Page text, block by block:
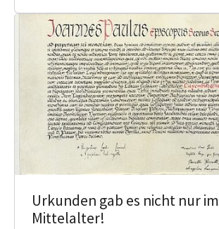
Urkunden gab es nicht nur im
Mittelalter!